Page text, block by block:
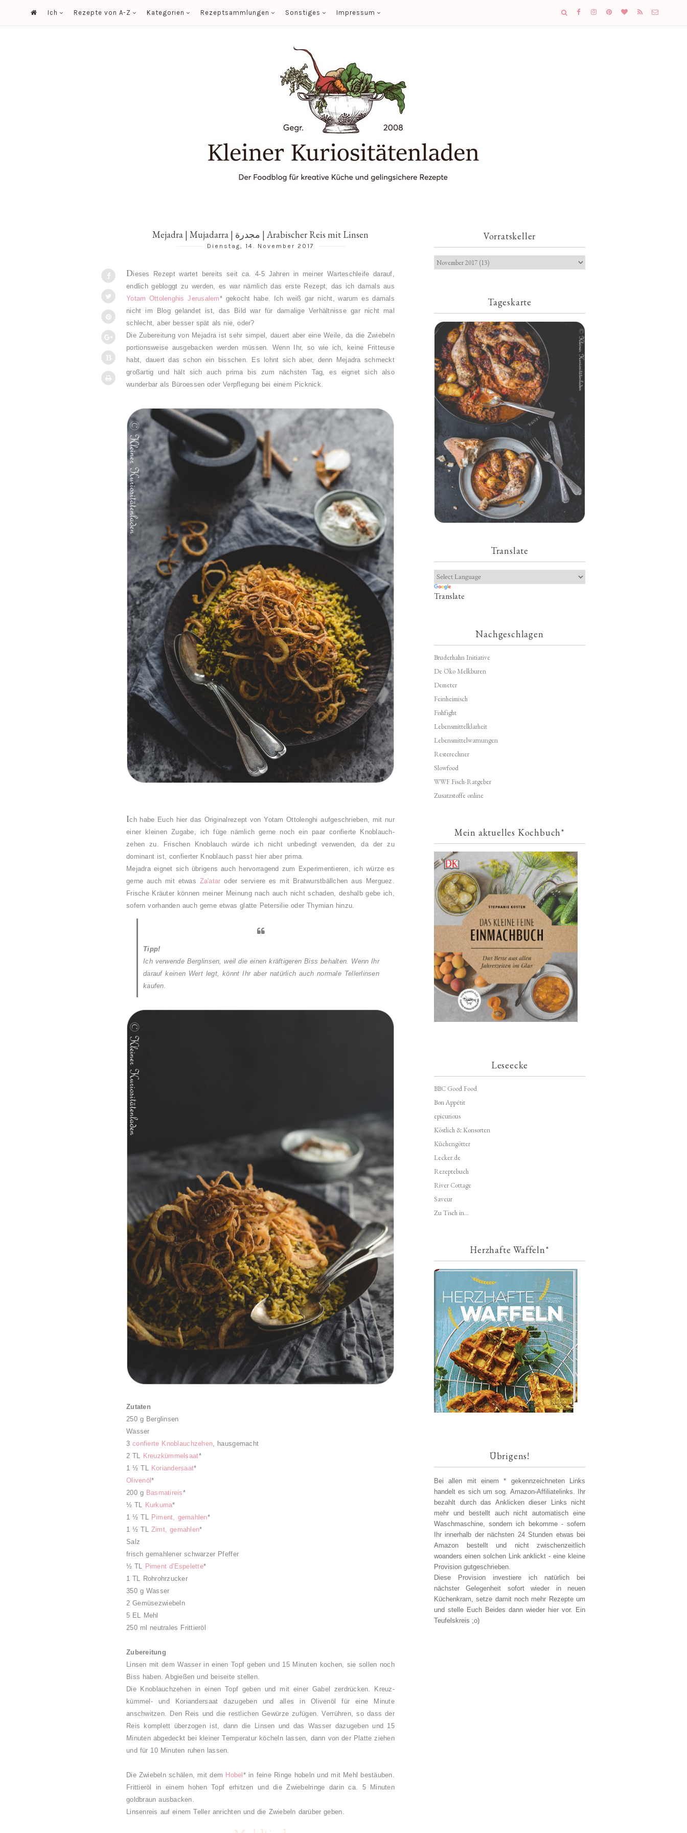
Ich Rezepte von A-Z Kategorien Rezeptsammlungen Sonstiges Impressum
Mejadra | Mujadarra | مجدرة | Arabischer Reis mit Linsen
Dienstag, 14. November 2017
Dieses Rezept wartet bereits seit ca. 4-5 Jahren in meiner Warteschleife darauf,
endlich gebloggt zu werden, es war nämlich das erste Rezept, das ich damals aus
Yotam Ottolenghis Jerusalem* gekocht habe. Ich weiß gar nicht, warum es damals
nicht im Blog gelandet ist, das Bild war für damalige Verhältnisse gar nicht mal
schlecht, aber besser spät als nie, oder?
Die Zubereitung von Mejadra ist sehr simpel, dauert aber eine Weile, da die Zwiebeln
portionsweise ausgebacken werden müssen. Wenn Ihr, so wie ich, keine Fritteuse
habt, dauert das schon ein bisschen. Es lohnt sich aber, denn Mejadra schmeckt
großartig und hält sich auch prima bis zum nächsten Tag, es eignet sich also
wunderbar als Büroessen oder Verpflegung bei einem Picknick.
Ich habe Euch hier das Originalrezept von Yotam Ottolenghi aufgeschrieben, mit nur
einer kleinen Zugabe, ich füge nämlich gerne noch ein paar confierte Knoblauch-
zehen zu. Frischen Knoblauch würde ich nicht unbedingt verwenden, da der zu
dominant ist, confierter Knoblauch passt hier aber prima.
Mejadra eignet sich übrigens auch hervorragend zum Experimentieren, ich würze es
gerne auch mit etwas Za'atar oder serviere es mit Bratwurstbällchen aus Merguez.
Frische Kräuter können meiner Meinung nach auch nicht schaden, deshalb gebe ich,
sofern vorhanden auch gerne etwas glatte Petersilie oder Thymian hinzu.
Tipp!
Ich verwende Berglinsen, weil die einen kräftigeren Biss behalten. Wenn Ihr
darauf keinen Wert legt, könnt Ihr aber natürlich auch normale Tellerlinsen
kaufen.
Zutaten
250 g Berglinsen
Wasser
3confierte Knoblauchzehen , hausgemacht
2 TL
Kreuzkümmelsaat*
1 ½ TL
Koriandersaat*
Olivenöl*
200 g Basmatireis*
½ TL
Kurkuma*
1½ TL Piment, gemahlen*
1½ TL Zimt, gemahlen*
Salz
frisch gemahlener schwarzer Pfeffer
½ TL
Piment d'Espelette*
1 TL Rohrohrzucker
350 g Wasser
2 Gemüsezwiebeln
5 EL Mehl
250 ml neutrales Frittieröl
Zubereitung
Linsen mit dem Wasser in einen Topf geben und 15 Minuten kochen, sie sollen noch
Biss haben. Abgießen und beiseite stellen.
Die Knoblauchzehen in einen Topf geben und mit einer Gabel zerdrücken. Kreuz-
kümmel- und Koriandersaat dazugeben und alles in Olivenöl für eine Minute
anschwitzen. Den Reis und die restlichen Gewürze zufügen. Verrühren, so dass der
Reis komplett überzogen ist, dann die Linsen und das Wasser dazugeben und 15
Minuten abgedeckt bei kleiner Temperatur köcheln lassen, dann von der Platte ziehen
und für 10 Minuten ruhen lassen.
Die Zwiebeln schälen, mit dem Hobel * in feine Ringe hobeln und mit Mehl bestäuben.
Frittieröl in einem hohen Topf erhitzen und die Zwiebelringe darin ca. 5 Minuten
goldbraun ausbacken.
Linsenreis auf einem Teller anrichten und die Zwiebeln darüber geben.
Vorratskeller
Tageskarte
Geschmorte Hähnchenschenkel auf
Paprikakraut und kleinen Kartoffeln
Translate
Translate
Nachgeschlagen
Bruderhahn Initiative
De Öko Melkburen
Demeter
Feinheimisch
Fishfight
Lebensmittelklarheit
Lebensmittelwarnungen
Resterechner
Slowfood
WWF Fisch-Ratgeber
Zusatzstoffe online
Mein aktuelles Kochbuch*
Leseecke
BBC Good Food
Bon Appétit
epicurious
Köstlich & Konsorten
Küchengötter
Lecker.de
Rezeptebuch
River Cottage
Saveur
Zu Tisch in...
Herzhafte Waffeln*
Übrigens!
Bei allen mit einem * gekennzeichneten Links
handelt es sich um sog. Amazon-Affiliatelinks. Ihr
bezahlt durch das Anklicken dieser Links nicht
mehr und bestellt auch nicht automatisch eine
Waschmaschine, sondern ich bekomme - sofern
Ihr innerhalb der nächsten 24 Stunden etwas bei
Amazon bestellt und nicht zwischenzeitlich
woanders einen solchen Link anklickt - eine kleine
Provision gutgeschrieben.
Diese Provision investiere ich natürlich bei
nächster Gelegenheit sofort wieder in neuen
Küchenkram, setze damit noch mehr Rezepte um
und stelle Euch Beides dann wieder hier vor. Ein
Teufelskreis ;o)